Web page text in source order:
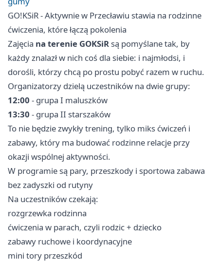
GO!KSiR - Aktywnie w Przecławiu stawia na rodzinne
ćwiczenia, które łączą pokolenia
Zajęcia na terenie GOKSiR są pomyślane tak, by
każdy znalazł w nich coś dla siebie: i najmłodsi, i
dorośli, którzy chcą po prostu pobyć razem w ruchu.
Organizatorzy dzielą uczestników na dwie grupy:
12:00 - grupa I maluszków
13:30 - grupa II starszaków
To nie będzie zwykły trening, tylko miks ćwiczeń i
zabawy, który ma budować rodzinne relacje przy
okazji wspólnej aktywności.
W programie są pary, przeszkody i sportowa zabawa
bez zadyszki od rutyny
Na uczestników czekają:
rozgrzewka rodzinna
ćwiczenia w parach, czyli rodzic + dziecko
zabawy ruchowe i koordynacyjne
mini tory przeszkód